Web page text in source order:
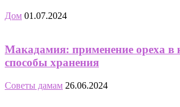
Дом 01.07.2024
Макадамия: применение ореха в
способы хранения
Советы дамам 26.06.2024